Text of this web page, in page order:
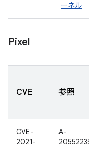
ーネル
Pixel
CVE 参照
CVE-
2021-
A-